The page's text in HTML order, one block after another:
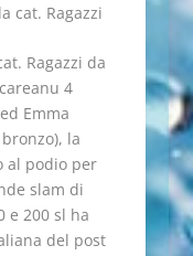
cat. Ragazzi
Ragazzi da
4
Emma
la
al podio per
slam di
e 200 sl ha
del post